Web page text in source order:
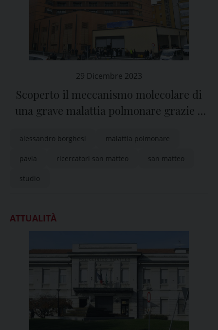
29 Dicembre 2023
Scoperto il meccanismo molecolare di
una grave malattia polmonare grazie a
Matteo di Pavia
alessandro borghesi malattia polmonare
pavia ricercatori san matteo san matteo
studio
ATTUALITÀ